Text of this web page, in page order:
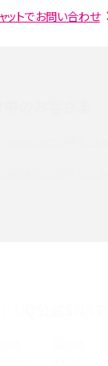
必要性、メリット・デメリ
ットでお問い合わせ